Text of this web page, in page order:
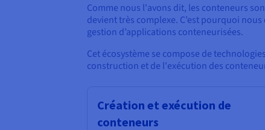
Comme nous l'avons dit, les conteneurs
devient très complexe. C’est pourquoi
gestion d’applications conteneurisées.
Cet écosystème se compose de
construction et de l'exécution des
Création et exécution de
conteneurs